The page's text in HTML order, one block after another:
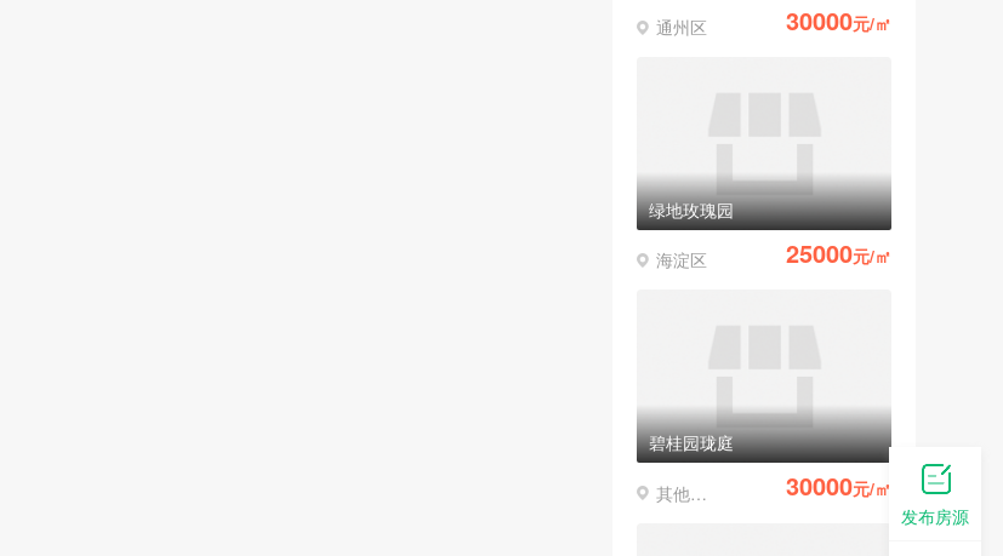
通州区 30000元/㎡
绿地玫瑰园
海淀区 25000元/㎡
碧桂园珑庭
其他区县 30000元/㎡
发布房源